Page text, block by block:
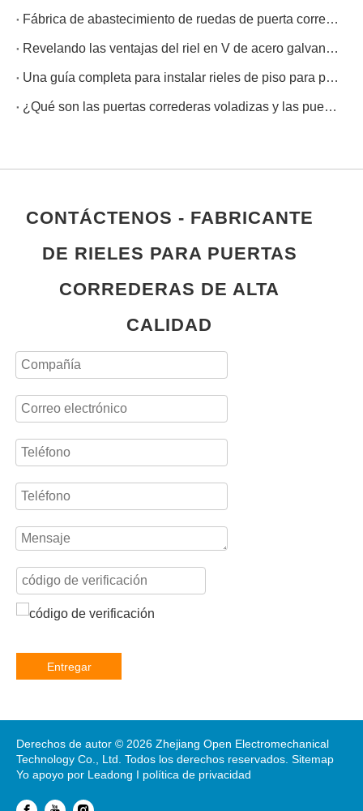
Fábrica de abastecimiento de ruedas de puerta corrediza-Zhejiang Open Company
Revelando las ventajas del riel en V de acero galvanizado para abridores de puertas corredizas
Una guía completa para instalar rieles de piso para puertas y portones corredizos lisos
¿Qué son las puertas correderas voladizas y las puertas corredizas?¿Puertas correderas?
CONTÁCTENOS - FABRICANTE
DE RIELES PARA PUERTAS
CORREDERAS DE ALTA
CALIDAD
Entregar
Derechos de autor © 2026 Zhejiang Open Electromechanical
Technology Co., Ltd. Todos los derechos reservados. Sitemap
Yo apoyo por Leadong I política de privacidad